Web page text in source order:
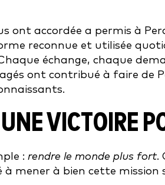
ont accordée a permis à
reconnue et utilisée
échange, chaque
ont contribué à faire de
VICTOIRE
: rendre le monde plus fort.
mener à bien cette mission